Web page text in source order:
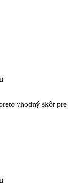
vhodný skôr pre